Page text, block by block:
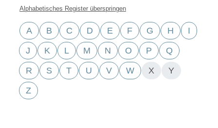
Alphabetisches Register überspringen
A B C D E F G H I
J K L M N O P Q
R S T U V W X Y
Z